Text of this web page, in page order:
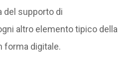
del supporto di
altro elemento tipico della
forma digitale.